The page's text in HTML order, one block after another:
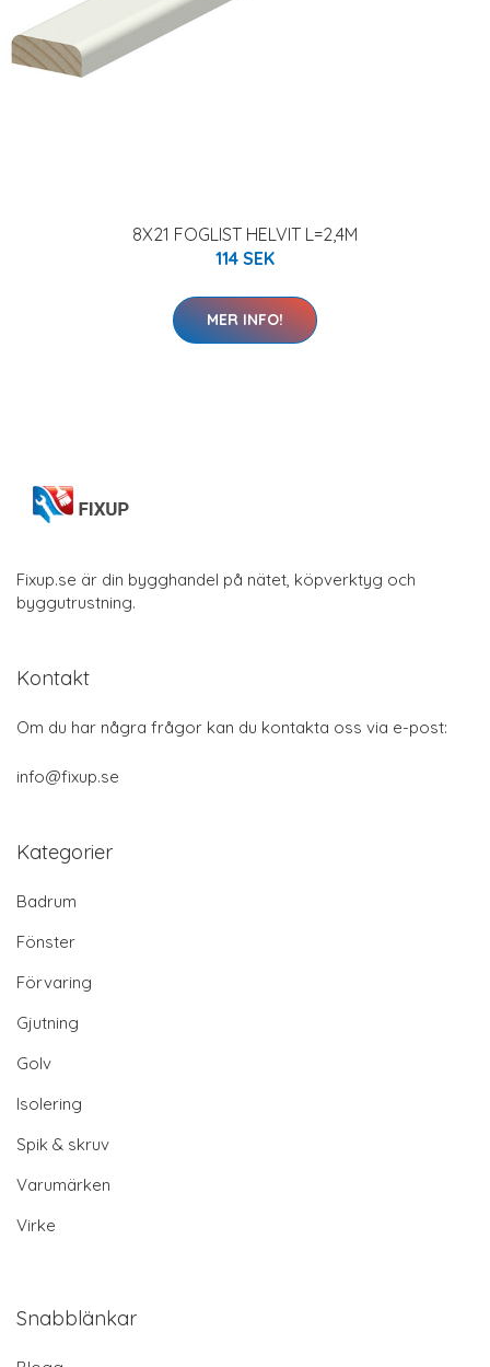
8X21 FOGLIST HELVIT L=2,4M
114 SEK
MER INFO!
Fixup.se är din bygghandel på nätet, köpverktyg och
byggutrustning.
Kontakt
Om du har några frågor kan du kontakta oss via e-post:
info@fixup.se
Kategorier
Badrum
Fönster
Förvaring
Gjutning
Golv
Isolering
Spik & skruv
Varumärken
Virke
Snabblänkar